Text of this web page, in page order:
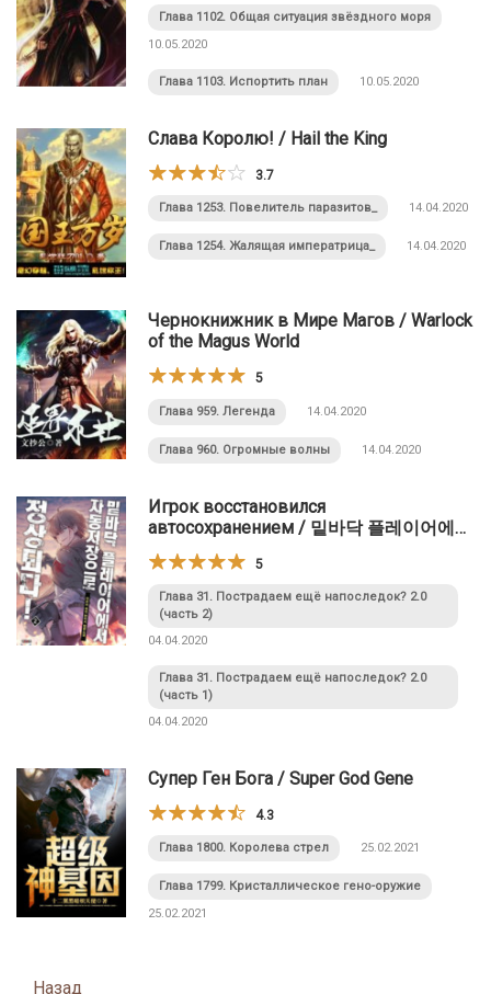
Глава 1102. Общая ситуация звёздного моря
10.05.2020
Глава 1103. Испортить план 10.05.2020
Слава Королю! / Hail the King
3.7
Глава 1253. Повелитель паразитов_ 14.04.2020
Глава 1254. Жалящая императрица_ 14.04.2020
Чернокнижник в Мире Магов / Warlock
of the Magus World
5
Глава 959. Легенда 14.04.2020
Глава 960. Огромные волны 14.04.2020
Игрок восстановился
автосохранением / 밑바닥 플레이어에서
5
Глава 31. Пострадаем ещё напоследок? 2.0
(часть 2)
04.04.2020
Глава 31. Пострадаем ещё напоследок? 2.0
(часть 1)
04.04.2020
Супер Ген Бога / Super God Gene
4.3
Глава 1800. Королева стрел 25.02.2021
Глава 1799. Кристаллическое гено-оружие
25.02.2021
Posts
Назад